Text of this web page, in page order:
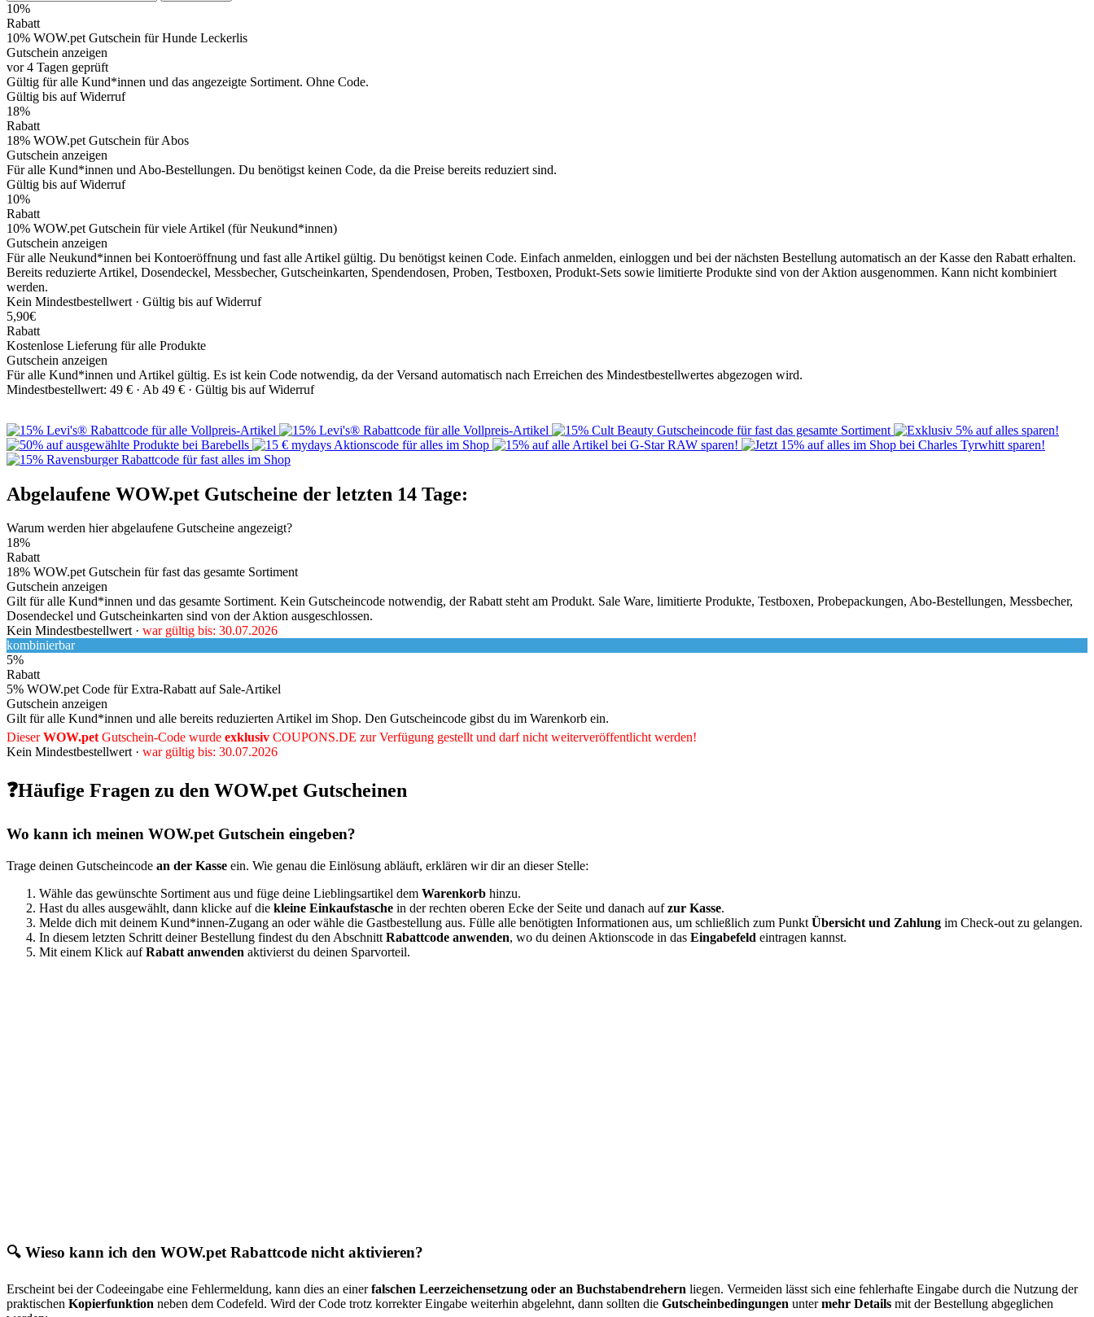
10%
Rabatt
10% WOW.pet Gutschein für Hunde Leckerlis
Gutschein anzeigen
vor 4 Tagen geprüft
Gültig für alle Kund*innen und das angezeigte Sortiment. Ohne Code.
Gültig bis auf Widerruf
18%
Rabatt
18% WOW.pet Gutschein für Abos
Gutschein anzeigen
Für alle Kund*innen und Abo-Bestellungen. Du benötigst keinen Code, da die Preise bereits reduziert sind.
Gültig bis auf Widerruf
10%
Rabatt
10% WOW.pet Gutschein für viele Artikel (für Neukund*innen)
Gutschein anzeigen
Für alle Neukund*innen bei Kontoeröffnung und fast alle Artikel gültig. Du benötigst keinen Code. Einfach anmelden, einloggen und bei der nächsten Bestellung automatisch an der Kasse den Rabatt erhalten.
Bereits reduzierte Artikel, Dosendeckel, Messbecher, Gutscheinkarten, Spendendosen, Proben, Testboxen, Produkt-Sets sowie limitierte Produkte sind von der Aktion ausgenommen. Kann nicht kombiniert
werden.
Kein Mindestbestellwert · Gültig bis auf Widerruf
5,90€
Rabatt
Kostenlose Lieferung für alle Produkte
Gutschein anzeigen
Für alle Kund*innen und Artikel gültig. Es ist kein Code notwendig, da der Versand automatisch nach Erreichen des Mindestbestellwertes abgezogen wird.
Mindestbestellwert: 49 € · Ab 49 € · Gültig bis auf Widerruf
Abgelaufene WOW.pet Gutscheine der letzten 14 Tage:
Warum werden hier abgelaufene Gutscheine angezeigt?
18%
Rabatt
18% WOW.pet Gutschein für fast das gesamte Sortiment
Gutschein anzeigen
Gilt für alle Kund*innen und das gesamte Sortiment. Kein Gutscheincode notwendig, der Rabatt steht am Produkt. Sale Ware, limitierte Produkte, Testboxen, Probepackungen, Abo-Bestellungen, Messbecher,
Dosendeckel und Gutscheinkarten sind von der Aktion ausgeschlossen.
Kein Mindestbestellwert · war gültig bis: 30.07.2026
kombinierbar
5%
Rabatt
5% WOW.pet Code für Extra-Rabatt auf Sale-Artikel
Gutschein anzeigen
Gilt für alle Kund*innen und alle bereits reduzierten Artikel im Shop. Den Gutscheincode gibst du im Warenkorb ein.
DieserWOW.petGutschein-Code wurde exklusiv COUPONS.DE zur Verfügung gestellt und darf nicht weiterveröffentlicht werden!
Kein Mindestbestellwert · war gültig bis: 30.07.2026
❓Häufige Fragen zu den WOW.pet Gutscheinen
Wo kann ich meinen WOW.pet Gutschein eingeben?
Trage deinen Gutscheincode an der Kasse ein. Wie genau die Einlösung abläuft, erklären wir dir an dieser Stelle:
Wähle das gewünschte Sortiment aus und füge deine Lieblingsartikel dem Warenkorb hinzu.
Hast du alles ausgewählt, dann klicke auf die kleine Einkaufstasche in der rechten oberen Ecke der Seite und danach aufzur Kasse.
Melde dich mit deinem Kund*innen-Zugang an oder wähle die Gastbestellung aus. Fülle alle benötigten Informationen aus, um schließlich zum Punkt Übersicht und Zahlung im Check-out zu gelangen.
In diesem letzten Schritt deiner Bestellung findest du den Abschnitt Rabattcode anwenden, wo du deinen Aktionscode in das Eingabefeld eintragen kannst.
Mit einem Klick aufRabatt anwenden aktivierst du deinen Sparvorteil.
🔍 Wieso kann ich den WOW.pet Rabattcode nicht aktivieren?
Erscheint bei der Codeeingabe eine Fehlermeldung, kann dies an einerfalschen Leerzeichensetzung oder an Buchstabendrehern liegen. Vermeiden lässt sich eine fehlerhafte Eingabe durch die Nutzung der
praktischen Kopierfunktion neben dem Codefeld. Wird der Code trotz korrekter Eingabe weiterhin abgelehnt, dann sollten die Gutscheinbedingungen untermehr Details mit der Bestellung abgeglichen